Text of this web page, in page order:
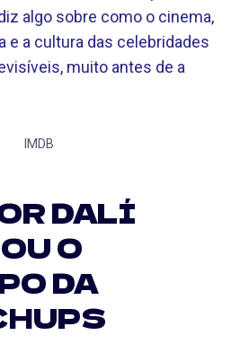
algo sobre como o cinema,
e a cultura das celebridades
muito antes de a
IMDB
DALÍ
O
DA